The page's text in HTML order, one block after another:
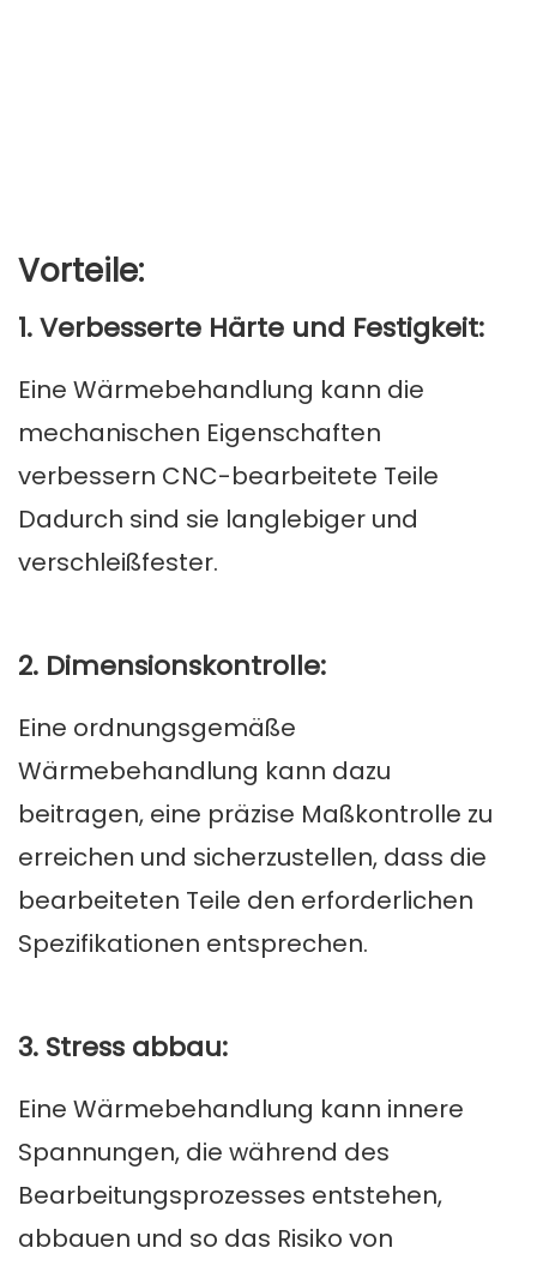
Vorteile:
1. Verbesserte Härte und Festigkeit:
Eine Wärmebehandlung kann die
mechanischen Eigenschaften
verbessern CNC-bearbeitete Teile
Dadurch sind sie langlebiger und
verschleißfester.
2. Dimensionskontrolle:
Eine ordnungsgemäße
Wärmebehandlung kann dazu
beitragen, eine präzise Maßkontrolle zu
erreichen und sicherzustellen, dass die
bearbeiteten Teile den erforderlichen
Spezifikationen entsprechen.
3. Stress abbau:
Eine Wärmebehandlung kann innere
Spannungen, die während des
Bearbeitungsprozesses entstehen,
abbauen und so das Risiko von